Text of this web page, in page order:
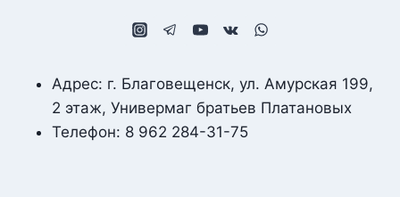
Адрес: г. Благовещенск, ул. Амурская 199,
2 этаж, Универмаг братьев Платановых
Телефон: 8 962 284-31-75